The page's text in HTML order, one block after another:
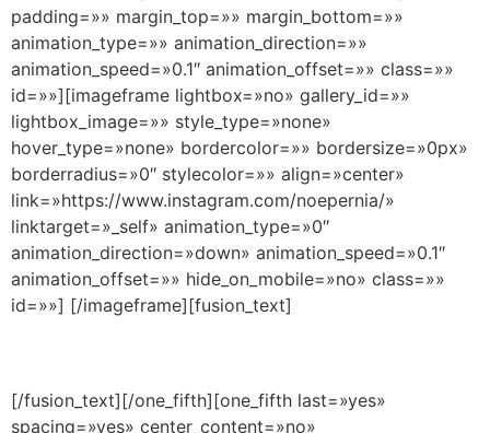
padding=»» margin_top=»» margin_bottom=»»
animation_type=»» animation_direction=»»
animation_speed=»0.1″ animation_offset=»» class=»»
id=»»][imageframe lightbox=»no» gallery_id=»»
lightbox_image=»» style_type=»none»
hover_type=»none» bordercolor=»» bordersize=»0px»
borderradius=»0″ stylecolor=»» align=»center»
link=»https://www.instagram.com/noepernia/»
linktarget=»_self» animation_type=»0″
animation_direction=»down» animation_speed=»0.1″
animation_offset=»» hide_on_mobile=»no» class=»»
id=»»] [/imageframe][fusion_text]
[/fusion_text][/one_fifth][one_fifth last=»yes»
spacing=»yes» center_content=»no»